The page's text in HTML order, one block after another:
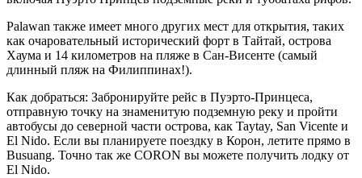
Palawan также имеет много других мест для открытия, таких
как очаровательный исторический форт в Тайтай, острова
Хаума и 14 километров на пляже в Сан-Висенте (самый
длинный пляж на Филиппинах!).
Как добраться: Забронируйте рейс в Пуэрто-Принцеса,
отправную точку на знаменитую подземную реку и пройти
автобусы до северной части острова, как Taytay, San Vicente и
El Nido. Если вы планируете поездку в Корон, летите прямо в
Busuang. Точно так же CORON вы можете получить лодку от
El Nido.